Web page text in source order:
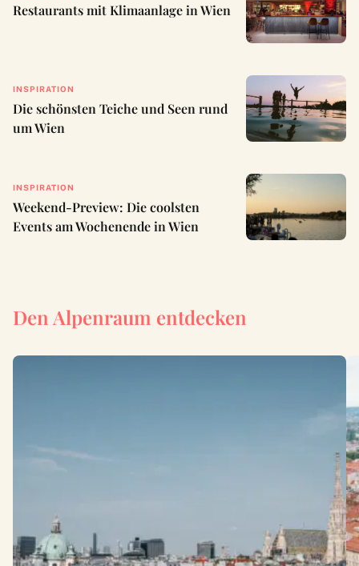
Restaurants mit Klimaanlage in Wien
INSPIRATION
Die schönsten Teiche und Seen rund
um Wien
INSPIRATION
Weekend-Preview: Die coolsten
Events am Wochenende in Wien
Den Alpenraum entdecken